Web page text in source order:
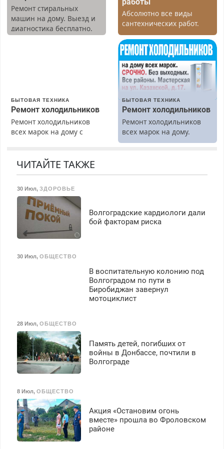
Ремонт стиральных
машин на дому. Выезд и
диагностика бесплатно.
Предусмотрены скидки.
Абсолютно все виды
сантехнических работ.
Быстро. Качественно.
Недорого.
БЫТОВАЯ ТЕХНИКА
Ремонт холодильников
Ремонт холодильников
всех марок на дому с
Недорого. Без выходных.
БЫТОВАЯ ТЕХНИКА
Ремонт холодильников
Ремонт холодильников
всех марок на дому.
ЧИТАЙТЕ ТАКЖЕ
30 Июл, ЗДОРОВЬЕ
Волгоградские кардиологи дали
бой факторам риска
30 Июл, ОБЩЕСТВО
В воспитательную колонию под
Волгоградом по пути в
Биробиджан завернул
мотоциклист
28 Июл, ОБЩЕСТВО
Память детей, погибших от
войны в Донбассе, почтили в
Волгограде
8 Июл, ОБЩЕСТВО
Акция «Остановим огонь
вместе» прошла во Фроловском
районе